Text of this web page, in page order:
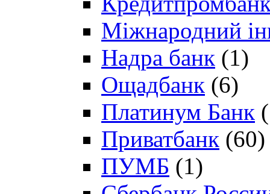
Міжнародний
Надра банк (1)
Ощадбанк (6)
Платинум Банк
Приватбанк (60)
ПУМБ (1)